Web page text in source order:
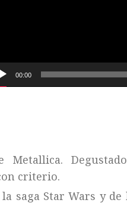
00:00
Metallica.
criterio.
saga Star Wars y de